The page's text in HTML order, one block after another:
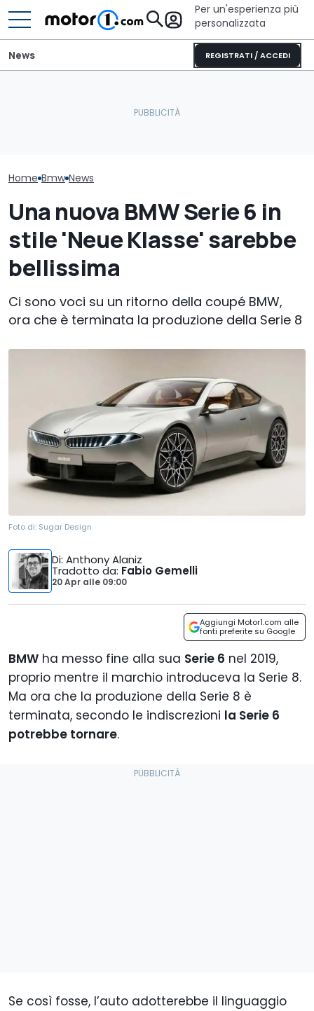
Per un'esperienza più
personalizzata
REGISTRATI / ACCEDI
News
Home Bmw News
Una nuova BMW Serie 6 in
stile 'Neue Klasse' sarebbe
bellissima
Ci sono voci su un ritorno della coupé BMW,
ora che è terminata la produzione della Serie 8
Foto di: Sugar Design
Di: Anthony Alaniz
Tradotto da: Fabio Gemelli
20 Apr alle 09:00
Aggiungi Motor1.com alle
fonti preferite su Google
BMW ha messo fine alla sua Serie 6 nel 2019,
proprio mentre il marchio introduceva la Serie 8.
Ma ora che la produzione della Serie 8 è
terminata, secondo le indiscrezioni la Serie 6
potrebbe tornare.
Se così fosse, l’auto adotterebbe il linguaggio